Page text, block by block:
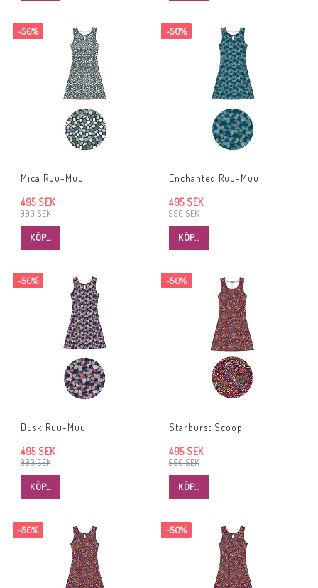
-50%
Mica Ruu-Muu
990 SEK
495 SEK
KÖP…
-50%
Enchanted Ruu-Muu
990 SEK
495 SEK
KÖP…
-50%
Dusk Ruu-Muu
990 SEK
495 SEK
KÖP…
-50%
Starburst Scoop
990 SEK
495 SEK
KÖP…
-50% -50%